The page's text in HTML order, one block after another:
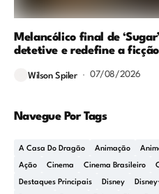
Melancólico final de
detetive e redefine a
Wilson Spiler 07/08/2026
Navegue Por Tags
A Casa Do Dragão Animação
Ação Cinema Cinema Brasileiro
Destaques Principais Disney